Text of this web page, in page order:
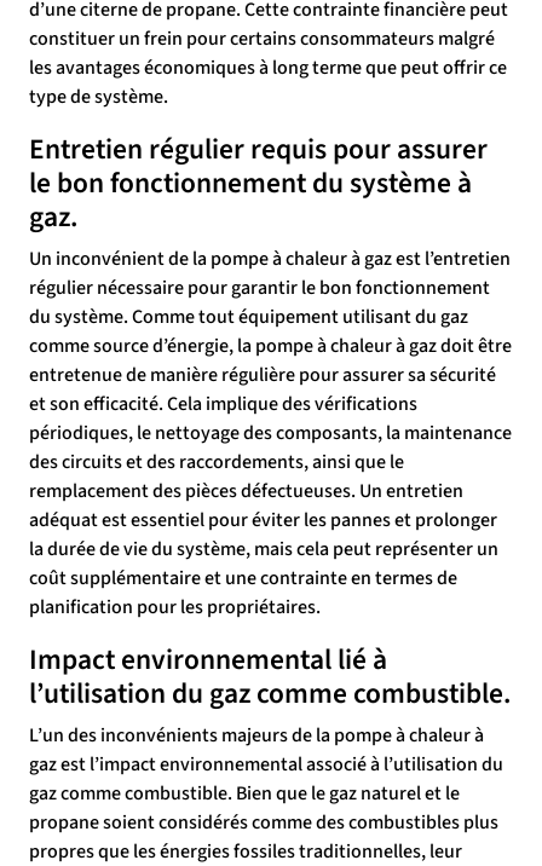
d’une citerne de propane. Cette contrainte financière peut
constituer un frein pour certains consommateurs malgré
les avantages économiques à long terme que peut offrir ce
type de système.
Entretien régulier requis pour assurer
le bon fonctionnement du système à
gaz.
Un inconvénient de la pompe à chaleur à gaz est l’entretien
régulier nécessaire pour garantir le bon fonctionnement
du système. Comme tout équipement utilisant du gaz
comme source d’énergie, la pompe à chaleur à gaz doit être
entretenue de manière régulière pour assurer sa sécurité
et son efficacité. Cela implique des vérifications
périodiques, le nettoyage des composants, la maintenance
des circuits et des raccordements, ainsi que le
remplacement des pièces défectueuses. Un entretien
adéquat est essentiel pour éviter les pannes et prolonger
la durée de vie du système, mais cela peut représenter un
coût supplémentaire et une contrainte en termes de
planification pour les propriétaires.
Impact environnemental lié à
l’utilisation du gaz comme combustible.
L’un des inconvénients majeurs de la pompe à chaleur à
gaz est l’impact environnemental associé à l’utilisation du
gaz comme combustible. Bien que le gaz naturel et le
propane soient considérés comme des combustibles plus
propres que les énergies fossiles traditionnelles, leur